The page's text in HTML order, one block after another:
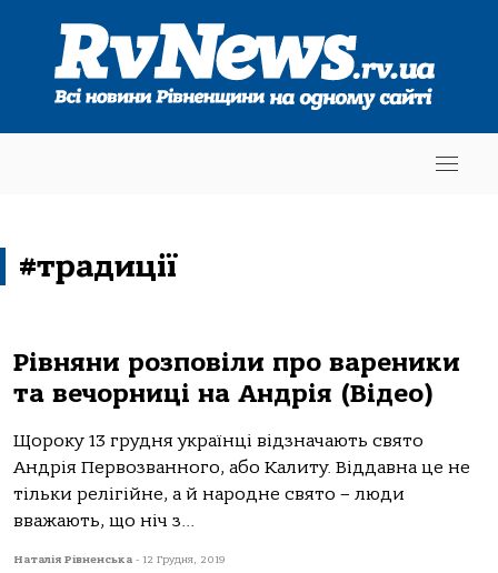
#традиції
Рівняни розповіли про вареники
та вечорниці на Андрія (Відео)
Щороку 13 грудня українці відзначають свято
Андрія Первозванного, або Калиту. Віддавна це не
тільки релігійне, а й народне свято – люди
вважають, що ніч з...
Наталія Рівненська - 12 Грудня, 2019